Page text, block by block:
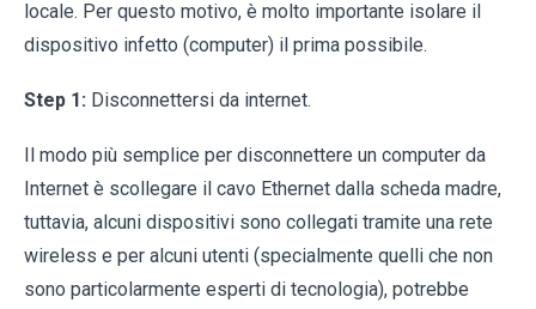
locale. Per questo motivo, è molto importante isolare il
dispositivo infetto (computer) il prima possibile.
Step 1: Disconnettersi da internet.
Il modo più semplice per disconnettere un computer da
Internet è scollegare il cavo Ethernet dalla scheda madre,
tuttavia, alcuni dispositivi sono collegati tramite una rete
wireless e per alcuni utenti (specialmente quelli che non
sono particolarmente esperti di tecnologia), potrebbe